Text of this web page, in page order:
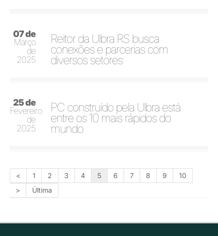
07 de
Março
de
2025
Reitor da Ulbra RS busca
conexões e parcerias com
diversos setores
25 de
Fevereiro
de
2025
PC construído pela Ulbra está
entre os 10 mais rápidos do
mundo
< 1 2 3 4 5 6 7 8 9
10
>
Última